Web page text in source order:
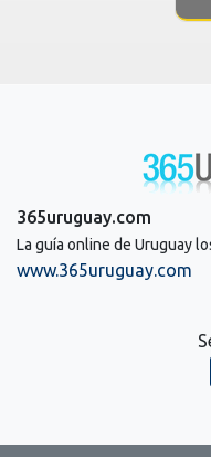
365uruguay.com
La guía online de Uruguay
www.365uruguay.com